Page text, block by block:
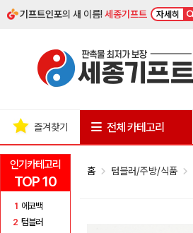
기프트인포의 새 이름!세종기프트 자세히
인기카테고리
TOP 10
1 에코백
2 텀블러
즐겨찾기 전체 카테고리
홈 텀블러/주방/식품